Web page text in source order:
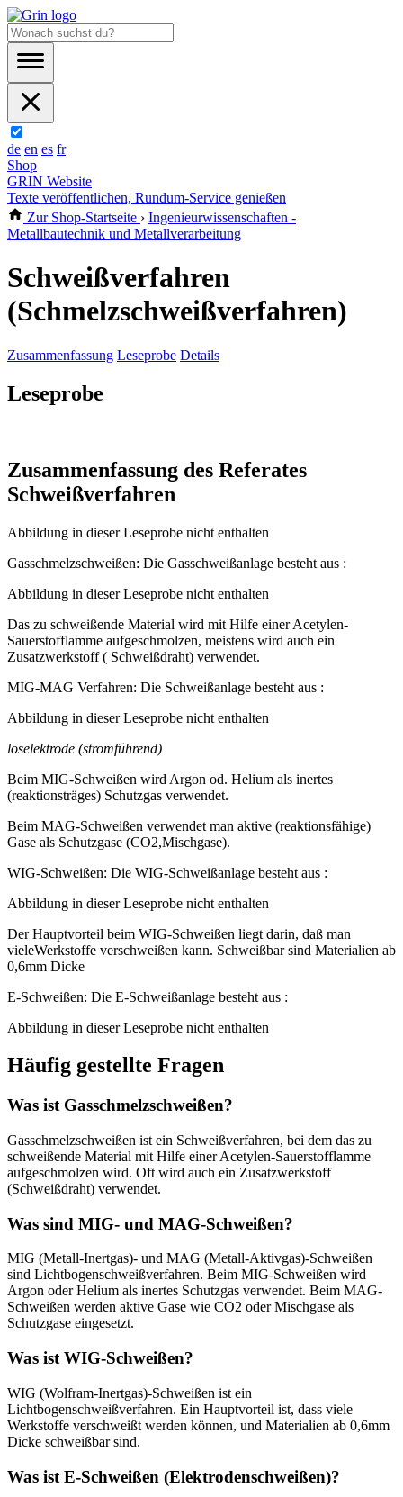
de en es fr
Shop
GRIN Website
Texte veröffentlichen, Rundum-Service genießen
Zur Shop-Startseite › Ingenieurwissenschaften -
Metallbautechnik und Metallverarbeitung
Schweißverfahren
(Schmelzschweißverfahren)
Zusammenfassung Leseprobe Details
Leseprobe
Zusammenfassung des Referates
Schweißverfahren
Abbildung in dieser Leseprobe nicht enthalten
Gasschmelzschweißen: Die Gasschweißanlage besteht aus :
Abbildung in dieser Leseprobe nicht enthalten
Das zu schweißende Material wird mit Hilfe einer Acetylen-
Sauerstofflamme aufgeschmolzen, meistens wird auch ein
Zusatzwerkstoff ( Schweißdraht) verwendet.
MIG-MAG Verfahren: Die Schweißanlage besteht aus :
Abbildung in dieser Leseprobe nicht enthalten
loselektrode (stromführend)
Beim MIG-Schweißen wird Argon od. Helium als inertes
(reaktionsträges) Schutzgas verwendet.
Beim MAG-Schweißen verwendet man aktive (reaktionsfähige)
Gase als Schutzgase (CO2,Mischgase).
WIG-Schweißen: Die WIG-Schweißanlage besteht aus :
Abbildung in dieser Leseprobe nicht enthalten
Der Hauptvorteil beim WIG-Schweißen liegt darin, daß man
vieleWerkstoffe verschweißen kann. Schweißbar sind Materialien ab
0,6mm Dicke
E-Schweißen: Die E-Schweißanlage besteht aus :
Abbildung in dieser Leseprobe nicht enthalten
Häufig gestellte Fragen
Was ist Gasschmelzschweißen?
Gasschmelzschweißen ist ein Schweißverfahren, bei dem das zu
schweißende Material mit Hilfe einer Acetylen-Sauerstofflamme
aufgeschmolzen wird. Oft wird auch ein Zusatzwerkstoff
(Schweißdraht) verwendet.
Was sind MIG- und MAG-Schweißen?
MIG (Metall-Inertgas)- und MAG (Metall-Aktivgas)-Schweißen
sind Lichtbogenschweißverfahren. Beim MIG-Schweißen wird
Argon oder Helium als inertes Schutzgas verwendet. Beim MAG-
Schweißen werden aktive Gase wie CO2 oder Mischgase als
Schutzgase eingesetzt.
Was ist WIG-Schweißen?
WIG (Wolfram-Inertgas)-Schweißen ist ein
Lichtbogenschweißverfahren. Ein Hauptvorteil ist, dass viele
Werkstoffe verschweißt werden können, und Materialien ab 0,6mm
Dicke schweißbar sind.
Was ist E-Schweißen (Elektrodenschweißen)?